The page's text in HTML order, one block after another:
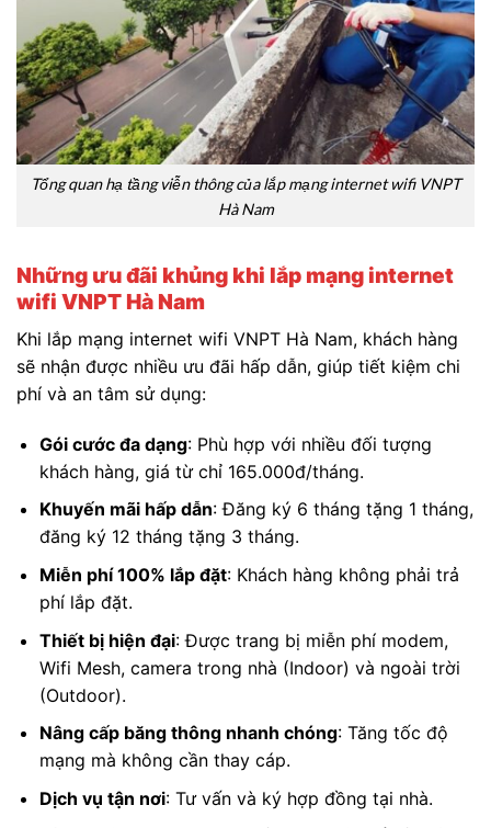
Tổng quan hạ tầng viễn thông của lắp mạng internet wifi VNPT
Hà Nam
Những ưu đãi khủng khi lắp mạng internet
wifi VNPT Hà Nam
Khi lắp mạng internet wifi VNPT Hà Nam, khách hàng
sẽ nhận được nhiều ưu đãi hấp dẫn, giúp tiết kiệm chi
phí và an tâm sử dụng:
Gói cước đa dạng: Phù hợp với nhiều đối tượng
khách hàng, giá từ chỉ 165.000đ/tháng.
Khuyến mãi hấp dẫn: Đăng ký 6 tháng tặng 1 tháng,
đăng ký 12 tháng tặng 3 tháng.
Miễn phí 100% lắp đặt: Khách hàng không phải trả
phí lắp đặt.
Thiết bị hiện đại: Được trang bị miễn phí modem,
Wifi Mesh, camera trong nhà (Indoor) và ngoài trời
(Outdoor).
Nâng cấp băng thông nhanh chóng: Tăng tốc độ
mạng mà không cần thay cáp.
Dịch vụ tận nơi: Tư vấn và ký hợp đồng tại nhà.